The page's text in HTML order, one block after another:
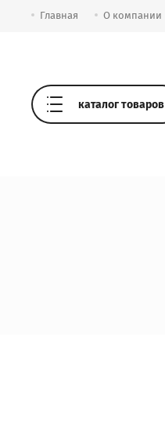
Главная О компании
каталог товаров